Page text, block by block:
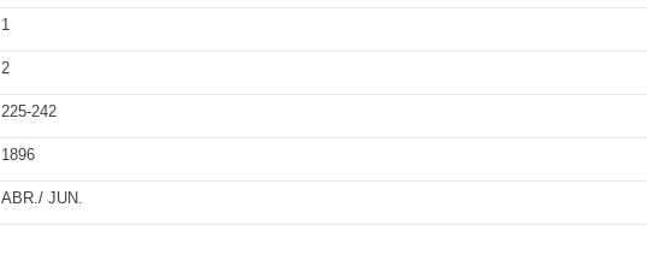
1
2
225-242
1896
ABR./ JUN.